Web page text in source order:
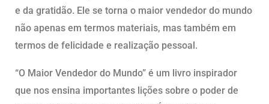
e da gratidão. Ele se torna o maior vendedor do mundo
não apenas em termos materiais, mas também em
termos de felicidade e realização pessoal.
“O Maior Vendedor do Mundo” é um livro inspirador
que nos ensina importantes lições sobre o poder de